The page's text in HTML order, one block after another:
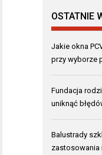
OSTATNIE
Jakie okna
przy wyborze
Fundacja
uniknąć
Balustrady
zastosowania